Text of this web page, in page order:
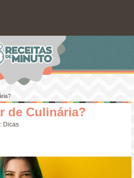
de Culinária?
Dicas